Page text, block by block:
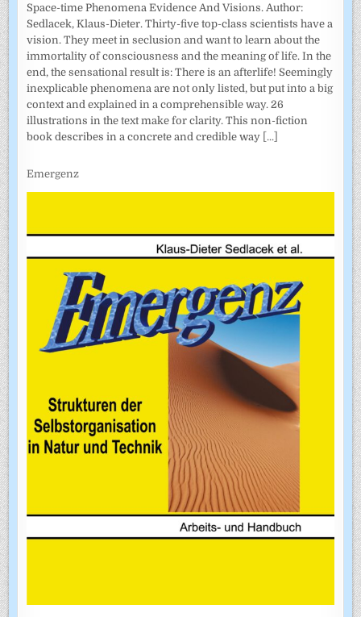
Space-time Phenomena Evidence And Visions. Author:
Sedlacek, Klaus-Dieter. Thirty-five top-class scientists have a
vision. They meet in seclusion and want to learn about the
immortality of consciousness and the meaning of life. In the
end, the sensational result is: There is an afterlife! Seemingly
inexplicable phenomena are not only listed, but put into a big
context and explained in a comprehensible way. 26
illustrations in the text make for clarity. This non-fiction
book describes in a concrete and credible way [...]
Emergenz